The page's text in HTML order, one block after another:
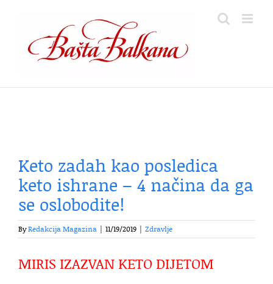
content
Keto zadah kao posledica
keto ishrane – 4 načina da ga
se oslobodite!
ByRedakcija Magazina 11/19/2019 Zdravlje
MIRIS IZAZVAN KETO DIJETOM